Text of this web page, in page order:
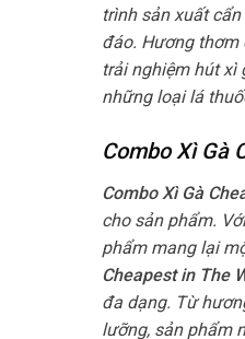
trình sản xuất
đáo. Hương thơm
trải nghiệm hút xì
những loại lá
Combo Xì Gà
Combo Xì Gà
cho sản phẩm.
phẩm mang lại
Cheapest in The
đa dạng. Từ
lưỡng, sản phẩm